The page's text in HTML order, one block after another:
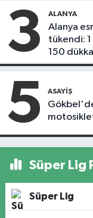
3 ALANYA
Alanya
tükendi: 1
150
kapandı
5 ASAYIŞ
Süper Lig
Süper Lig